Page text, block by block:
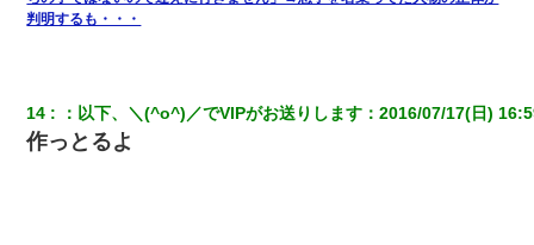
裁判官「お互いに最後に言いたいことはありますか」バカ夫
「…」A「夫を一発殴らせてほしい」裁判官「どうぞ」
判明するも・・・
14 ： 以下、＼(^o^)／でVIPがお送りします ：2016/07/17(日)
作っとるよ